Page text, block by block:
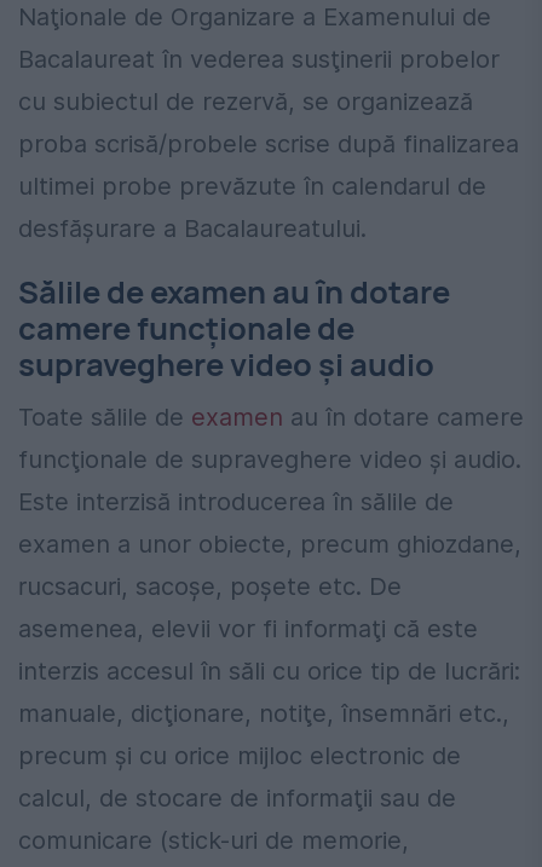
Naţionale de Organizare a Examenului de
Bacalaureat în vederea susţinerii probelor
cu subiectul de rezervă, se organizează
proba scrisă/probele scrise după finalizarea
ultimei probe prevăzute în calendarul de
desfăşurare a Bacalaureatului.
Sălile de examen au în dotare
camere funcţionale de
supraveghere video şi audio
Toate sălile de examen au în dotare camere
funcţionale de supraveghere video şi audio.
Este interzisă introducerea în sălile de
examen a unor obiecte, precum ghiozdane,
rucsacuri, sacoşe, poşete etc. De
asemenea, elevii vor fi informaţi că este
interzis accesul în săli cu orice tip de lucrări:
manuale, dicţionare, notiţe, însemnări etc.,
precum şi cu orice mijloc electronic de
calcul, de stocare de informaţii sau de
comunicare (stick-uri de memorie,